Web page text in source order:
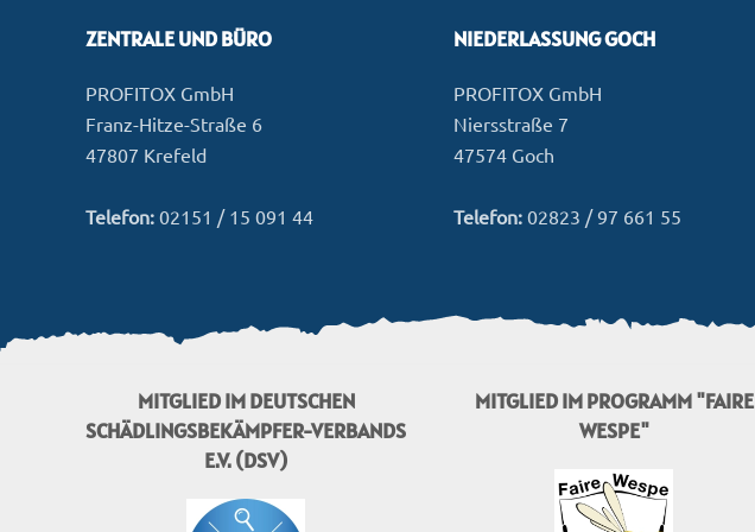
ZENTRALE UND BÜRO
PROFITOX GmbH
Franz-Hitze-Straße 6
47807 Krefeld
Telefon: 02151 / 15 091 44
NIEDERLASSUNG GOCH
PROFITOX GmbH
Niersstraße 7
47574 Goch
Telefon: 02823 / 97 661 55
MITGLIED IM DEUTSCHEN
SCHÄDLINGSBEKÄMPFER-VERBANDS
E.V. (DSV)
MITGLIED IM PROGRAMM "FAIRE
WESPE"